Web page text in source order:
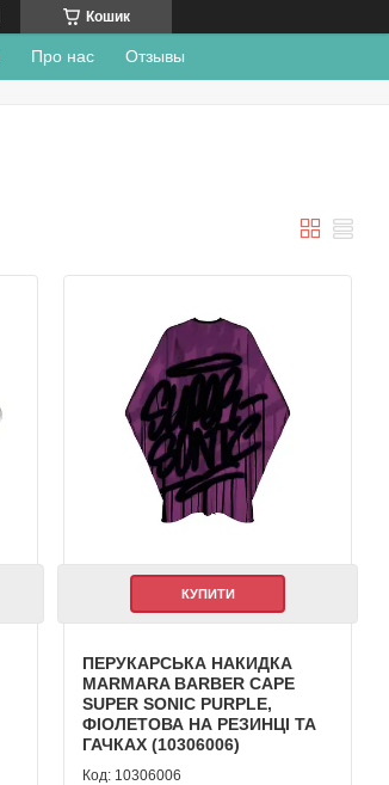
Кошик
Про нас Отзывы
КУПИТИ
ПЕРУКАРСЬКА НАКИДКА
MARMARA BARBER CAPE
SUPER SONIC PURPLE,
ФІОЛЕТОВА НА РЕЗИНЦІ ТА
ГАЧКАХ (10306006)
10306006